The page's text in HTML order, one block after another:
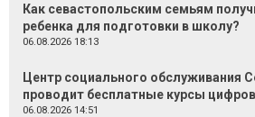
Как севастопольским семьям
ребенка для подготовки в школу?
06.08.2026 18:13
Центр социального обслуживания
проводит бесплатные курсы
06.08.2026 14:51